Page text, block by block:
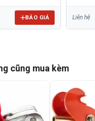
BÁO GIÁ Liên hệ
cũng mua kèm